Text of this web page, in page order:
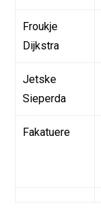
Froukje
Dijkstra
Jetske
Sieperda
Fakatuere